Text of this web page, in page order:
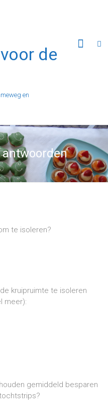
de
en
antwoorden
te isoleren?
kruipruimte te isoleren
meer):
gemiddeld besparen